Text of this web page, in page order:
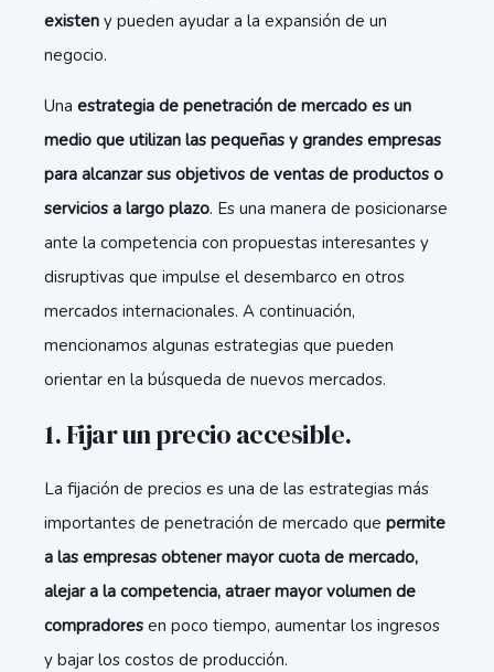
existen y pueden ayudar a la expansión de un
negocio.
Una estrategia de penetración de mercado es un
medio que utilizan las pequeñas y grandes empresas
para alcanzar sus objetivos de ventas de productos o
servicios a largo plazo. Es una manera de posicionarse
ante la competencia con propuestas interesantes y
disruptivas que impulse el desembarco en otros
mercados internacionales. A continuación,
mencionamos algunas estrategias que pueden
orientar en la búsqueda de nuevos mercados.
1. Fijar un precio accesible.
La fijación de precios es una de las estrategias más
importantes de penetración de mercado que permite
a las empresas obtener mayor cuota de mercado,
alejar a la competencia, atraer mayor volumen de
compradores en poco tiempo, aumentar los ingresos
y bajar los costos de producción.